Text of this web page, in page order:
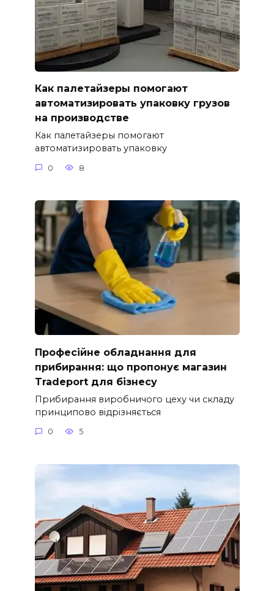
Как палетайзеры помогают
автоматизировать упаковку грузов
на производстве
Как палетайзеры помогают
автоматизировать упаковку
0 8
Професійне обладнання для
прибирання: що пропонує магазин
Tradeport для бізнесу
Прибирання виробничого цеху чи складу
принципово відрізняється
0 5